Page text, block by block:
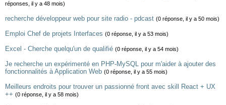
réponses, il y a 48 mois)
recherche développeur web pour site radio - pdcast (0 réponse, il y a 50 mois)
Emploi Chef de projets Interfaces (0 réponse, il y a 53 mois)
Excel - Cherche quelqu'un de qualifié (0 réponse, il y a 54 mois)
Je recherche un expérimenté en PHP-MySQL pour m'aider à ajouter des
fonctionnalités à Application Web (0 réponse, il y a 55 mois)
Meilleurs endroits pour trouver un passionné front avec skill React + UX
++ (0 réponse, il y a 58 mois)